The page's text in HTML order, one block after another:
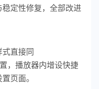
定性修复，全部改进
直接同
，播放器内增设快捷
页面。